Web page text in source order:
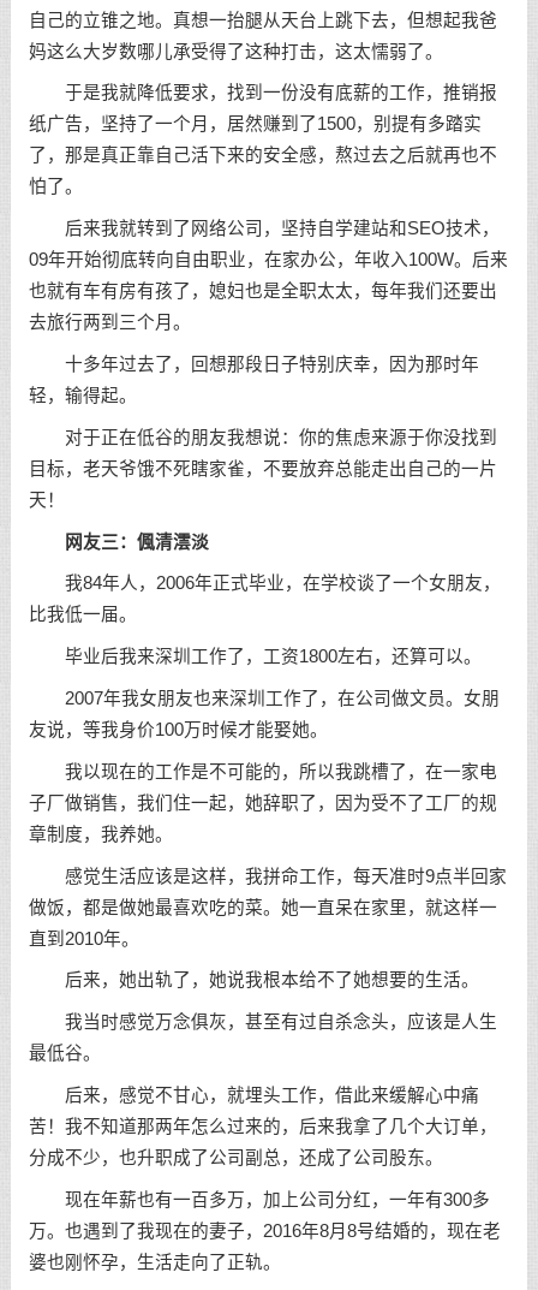
自己的立锥之地。真想一抬腿从天台上跳下去，但想起我爸
妈这么大岁数哪儿承受得了这种打击，这太懦弱了。
于是我就降低要求，找到一份没有底薪的工作，推销报
纸广告，坚持了一个月，居然赚到了1500，别提有多踏实
了，那是真正靠自己活下来的安全感，熬过去之后就再也不
怕了。
后来我就转到了网络公司，坚持自学建站和SEO技术，
09年开始彻底转向自由职业，在家办公，年收入100W。后来
也就有车有房有孩了，媳妇也是全职太太，每年我们还要出
去旅行两到三个月。
十多年过去了，回想那段日子特别庆幸，因为那时年
轻，输得起。
对于正在低谷的朋友我想说：你的焦虑来源于你没找到
目标，老天爷饿不死瞎家雀，不要放弃总能走出自己的一片
天！
网友三：偑清澐淡
我84年人，2006年正式毕业，在学校谈了一个女朋友，
比我低一届。
毕业后我来深圳工作了，工资1800左右，还算可以。
2007年我女朋友也来深圳工作了，在公司做文员。女朋
友说，等我身价100万时候才能娶她。
我以现在的工作是不可能的，所以我跳槽了，在一家电
子厂做销售，我们住一起，她辞职了，因为受不了工厂的规
章制度，我养她。
感觉生活应该是这样，我拼命工作，每天准时9点半回家
做饭，都是做她最喜欢吃的菜。她一直呆在家里，就这样一
直到2010年。
后来，她出轨了，她说我根本给不了她想要的生活。
我当时感觉万念俱灰，甚至有过自杀念头，应该是人生
最低谷。
后来，感觉不甘心，就埋头工作，借此来缓解心中痛
苦！我不知道那两年怎么过来的，后来我拿了几个大订单，
分成不少，也升职成了公司副总，还成了公司股东。
现在年薪也有一百多万，加上公司分红，一年有300多
万。也遇到了我现在的妻子，2016年8月8号结婚的，现在老
婆也刚怀孕，生活走向了正轨。